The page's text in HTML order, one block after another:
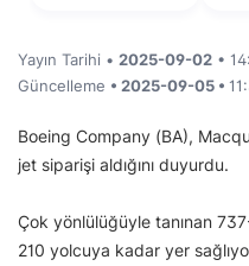
Yayın Tarihi • 2025-09-02 •
Güncelleme • 2025-09-05 •
Boeing Company (BA),
jet siparişi aldığını duyurdu.
Çok yönlülüğüyle tanınan
210 yolcuya kadar yer